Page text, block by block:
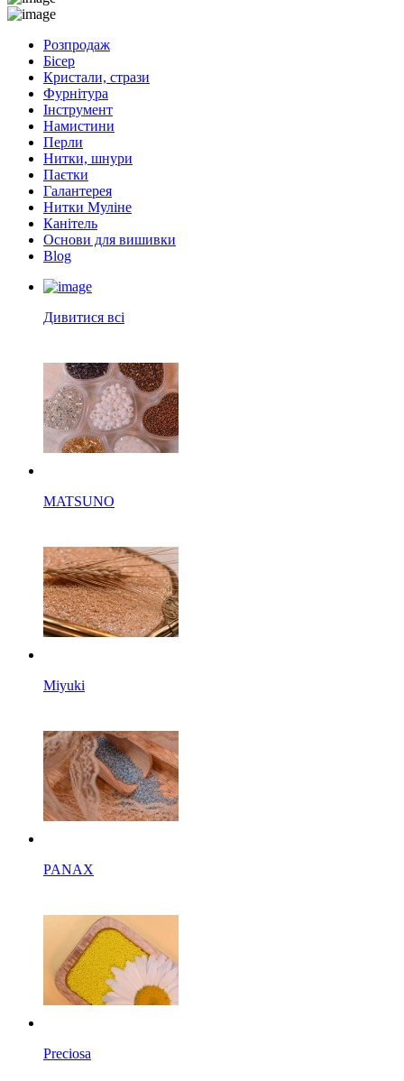
Розпродаж
Бісер
Кристали, стрази
Фурнітура
Інструмент
Намистини
Перли
Нитки, шнури
Паєтки
Галантерея
Нитки Муліне
Канітель
Основи для вишивки
Blog
Дивитися всі
MATSUNO
Miyuki
PANAX
Preciosa